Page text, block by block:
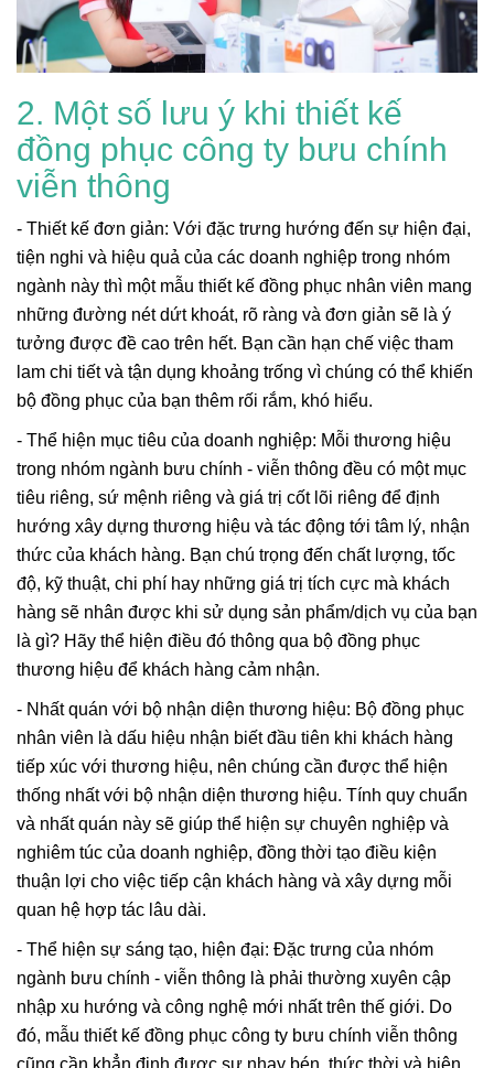
2. Một số lưu ý khi thiết kế
đồng phục công ty bưu chính
viễn thông
- Thiết kế đơn giản: Với đặc trưng hướng đến sự hiện đại,
tiện nghi và hiệu quả của các doanh nghiệp trong nhóm
ngành này thì một mẫu thiết kế đồng phục nhân viên mang
những đường nét dứt khoát, rõ ràng và đơn giản sẽ là ý
tưởng được đề cao trên hết. Bạn cần hạn chế việc tham
lam chi tiết và tận dụng khoảng trống vì chúng có thể khiến
bộ đồng phục của bạn thêm rối rắm, khó hiểu.
- Thể hiện mục tiêu của doanh nghiệp: Mỗi thương hiệu
trong nhóm ngành bưu chính - viễn thông đều có một mục
tiêu riêng, sứ mệnh riêng và giá trị cốt lõi riêng để định
hướng xây dựng thương hiệu và tác động tới tâm lý, nhận
thức của khách hàng. Bạn chú trọng đến chất lượng, tốc
độ, kỹ thuật, chi phí hay những giá trị tích cực mà khách
hàng sẽ nhân được khi sử dụng sản phẩm/dịch vụ của bạn
là gì? Hãy thể hiện điều đó thông qua bộ đồng phục
thương hiệu để khách hàng cảm nhận.
- Nhất quán với bộ nhận diện thương hiệu: Bộ đồng phục
nhân viên là dấu hiệu nhận biết đầu tiên khi khách hàng
tiếp xúc với thương hiệu, nên chúng cần được thể hiện
thống nhất với bộ nhận diện thương hiệu. Tính quy chuẩn
và nhất quán này sẽ giúp thể hiện sự chuyên nghiệp và
nghiêm túc của doanh nghiệp, đồng thời tạo điều kiện
thuận lợi cho việc tiếp cận khách hàng và xây dựng mỗi
quan hệ hợp tác lâu dài.
- Thể hiện sự sáng tạo, hiện đại: Đặc trưng của nhóm
ngành bưu chính - viễn thông là phải thường xuyên cập
nhập xu hướng và công nghệ mới nhất trên thế giới. Do
đó, mẫu thiết kế đồng phục công ty bưu chính viễn thông
cũng cần khẳn định được sự nhạy bén, thức thời và hiện